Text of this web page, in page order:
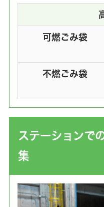
可燃ごみ袋
不燃ごみ袋
ステーションで
集